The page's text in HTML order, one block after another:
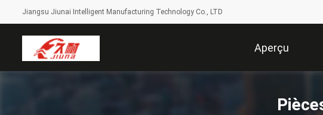
Jiangsu Jiunai Intelligent Manufacturing Technology Co., LTD
Aperçu